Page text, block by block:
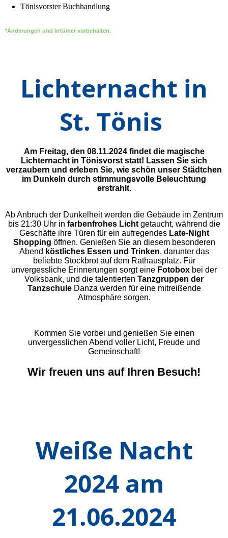
Tönisvorster Buchhandlung
*Änderungen und Irrtümer vorbehalten.
Lichternacht in
St. Tönis
Am Freitag, den 08.11.2024 findet die magische
Lichternacht in Tönisvorst statt! Lassen Sie sich
verzaubern und erleben Sie, wie schön unser Städtchen
im Dunkeln durch stimmungsvolle Beleuchtung
erstrahlt.
Ab Anbruch der Dunkelheit werden die Gebäude im Zentrum
bis 21:30 Uhr in farbenfrohes Licht getaucht, während die
Geschäfte ihre Türen für ein aufregendes Late-Night
Shopping öffnen. Genießen Sie an diesem besonderen
Abend köstliches Essen und Trinken, darunter das
beliebte Stockbrot auf dem Rathausplatz. Für
unvergessliche Erinnerungen sorgt eine Fotobox bei der
Volksbank, und die talentierten Tanzgruppen der
TanzschuleDanza werden für eine mitreißende
Atmosphäre sorgen.
Kommen Sie vorbei und genießen Sie einen
unvergesslichen Abend voller Licht, Freude und
Gemeinschaft!
Wir freuen uns auf Ihren Besuch!
Weiße Nacht
2024 am
21.06.2024